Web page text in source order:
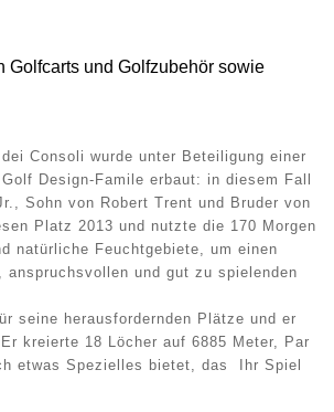
und Golfzubehör sowie
Consoli wurde unter Beteiligung einer
Design-Famile erbaut: in diesem Fall
Sohn von Robert Trent und Bruder von
Platz 2013 und nutzte die 170 Morgen
natürliche Feuchtgebiete, um einen
anspruchsvollen und gut zu spielenden
seine herausfordernden Plätze und er
kreierte 18 Löcher auf 6885 Meter, Par
etwas Spezielles bietet, das
Ihr Spiel